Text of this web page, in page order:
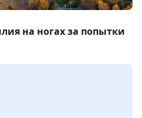
на ногах за попытки